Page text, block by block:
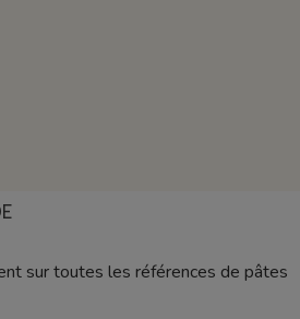
sur toutes les références de pâtes